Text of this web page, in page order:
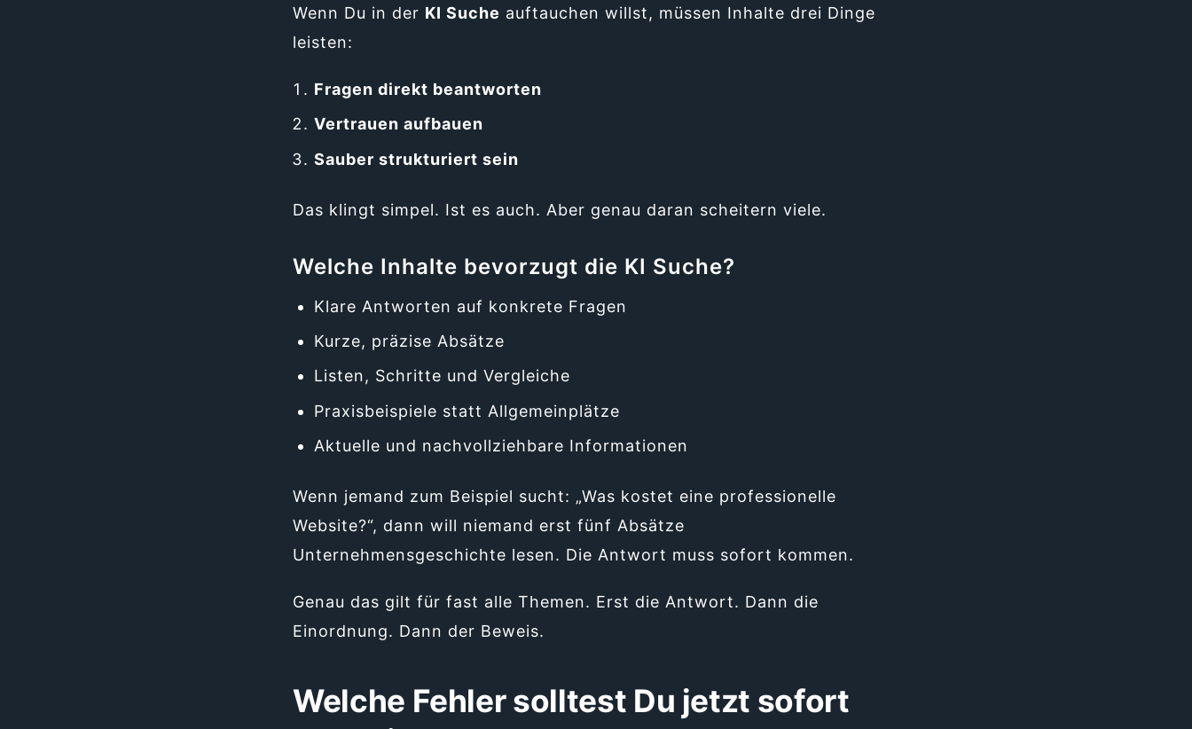
Wenn Du in der KI Suche auftauchen willst, müssen Inhalte drei Dinge
leisten:
Fragen direkt beantworten
Vertrauen aufbauen
Sauber strukturiert sein
Das klingt simpel. Ist es auch. Aber genau daran scheitern viele.
Welche Inhalte bevorzugt die KI Suche?
Klare Antworten auf konkrete Fragen
Kurze, präzise Absätze
Listen, Schritte und Vergleiche
Praxisbeispiele statt Allgemeinplätze
Aktuelle und nachvollziehbare Informationen
Wenn jemand zum Beispiel sucht: „Was kostet eine professionelle
Website?“, dann will niemand erst fünf Absätze
Unternehmensgeschichte lesen. Die Antwort muss sofort kommen.
Genau das gilt für fast alle Themen. Erst die Antwort. Dann die
Einordnung. Dann der Beweis.
Welche Fehler solltest Du jetzt sofort